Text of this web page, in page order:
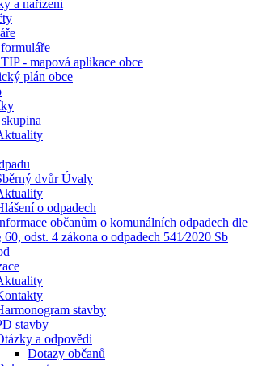
a nařízení
- mapová aplikace obce
plán obce
dvůr Úvaly
o odpadech
občanům o komunálních odpadech dle
60, odst. 4 zákona o odpadech 541⁄2020 Sb
stavby
stavby
a odpovědi
Dotazy občanů